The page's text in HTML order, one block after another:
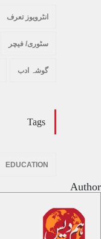
انٹرویوز تعرف
سٹوری/ فیچر
گوشہ ادب
Tags
EDUCATION
Author